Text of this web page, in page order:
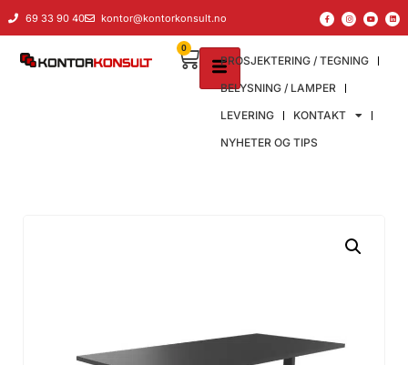
69 33 90 40 kontor@kontorkonsult.no
PROSJEKTERING / TEGNING
BELYSNING / LAMPER
LEVERING
KONTAKT
NYHETER OG TIPS
0